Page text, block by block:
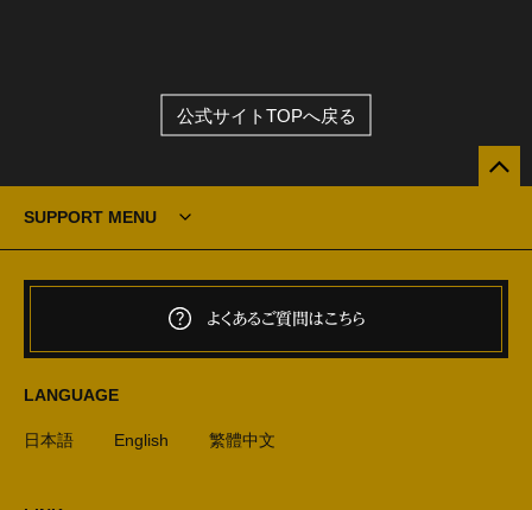
公式サイトTOPへ戻る
SUPPORT MENU
よくあるご質問はこちら
LANGUAGE
日本語 English 繁體中文